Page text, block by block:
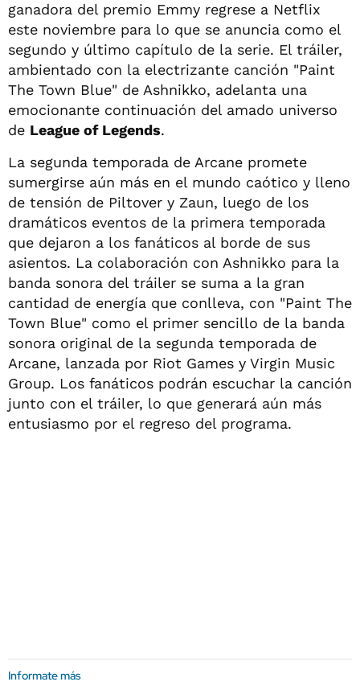
ganadora del premio Emmy regrese a Netflix
este noviembre para lo que se anuncia como el
segundo y último capítulo de la serie. El tráiler,
ambientado con la electrizante canción "Paint
The Town Blue" de Ashnikko, adelanta una
emocionante continuación del amado universo
de League of Legends.
La segunda temporada de Arcane promete
sumergirse aún más en el mundo caótico y lleno
de tensión de Piltover y Zaun, luego de los
dramáticos eventos de la primera temporada
que dejaron a los fanáticos al borde de sus
asientos. La colaboración con Ashnikko para la
banda sonora del tráiler se suma a la gran
cantidad de energía que conlleva, con "Paint The
Town Blue" como el primer sencillo de la banda
sonora original de la segunda temporada de
Arcane, lanzada por Riot Games y Virgin Music
Group. Los fanáticos podrán escuchar la canción
junto con el tráiler, lo que generará aún más
entusiasmo por el regreso del programa.
Informate más